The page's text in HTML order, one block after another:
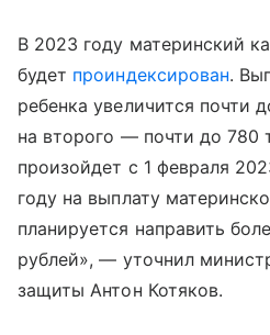
В 2023 году материнский
будет проиндексирован.
ребенка увеличится почти
на второго — почти до 780
произойдет с 1 февраля
году на выплату
планируется направить
рублей», — уточнил
защиты Антон Котяков.